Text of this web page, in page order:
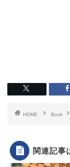
HOME Book
関連記事